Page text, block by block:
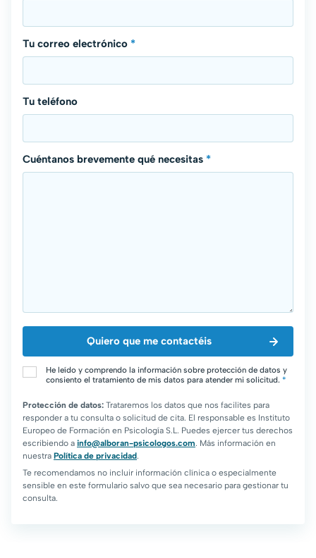
Tu correo electrónico *
Tu teléfono
Cuéntanos brevemente qué necesitas *
He leído y comprendo la información sobre protección de datos y
consiento el tratamiento de mis datos para atender mi solicitud.*
Protección de datos: Trataremos los datos que nos facilites para
responder a tu consulta o solicitud de cita. El responsable es Instituto
Europeo de Formación en Psicología S.L. Puedes ejercer tus derechos
escribiendo a info@alboran-psicologos.com. Más información en
nuestra Política de privacidad.
Te recomendamos no incluir información clínica o especialmente
sensible en este formulario salvo que sea necesario para gestionar tu
consulta.